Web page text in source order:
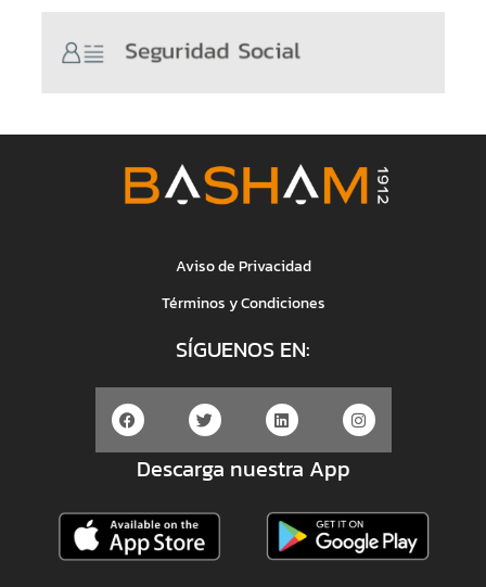
Aviso de Privacidad
Términos y Condiciones
SÍGUENOS EN:
Descarga nuestra App